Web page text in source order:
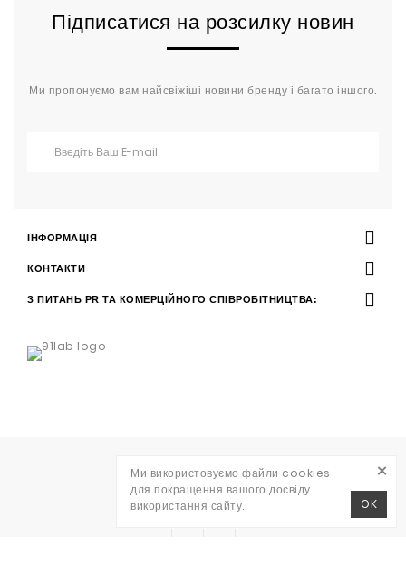
Підписатися на розсилку новин
Ми пропонуємо вам найсвіжіші новини бренду і багато іншого.
ІНФОРМАЦІЯ
КОНТАКТИ
З ПИТАНЬ PR ТА КОМЕРЦІЙНОГО СПІВРОБІТНИЦТВА:
РозробкаWAVE AGENCY
RITO © 2026
Ми використовуємо файли cookies
для покращення вашого досвіду
використання сайту.
OK
×